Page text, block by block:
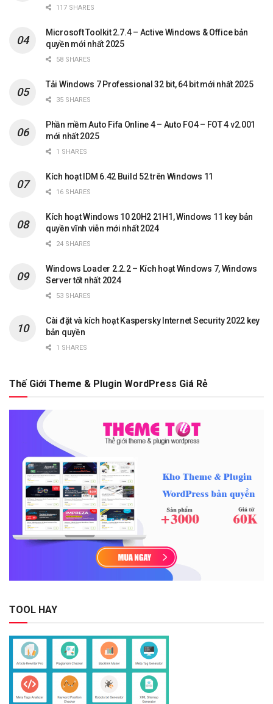
117 SHARES
Microsoft Toolkit 2.7.4 – Active Windows & Office bản
quyền mới nhất 2025
58 SHARES
Tải Windows 7 Professional 32 bit, 64 bit mới nhất 2025
35 SHARES
Phần mềm Auto Fifa Online 4 – Auto FO4 – FOT 4 v2.001
mới nhất 2025
1 SHARES
Kích hoạt IDM 6.42 Build 52 trên Windows 11
16 SHARES
Kích hoạt Windows 10 20H2 21H1, Windows 11 key bản
quyền vĩnh viễn mới nhất 2024
24 SHARES
Windows Loader 2.2.2 – Kích hoạt Windows 7, Windows
Server tốt nhất 2024
53 SHARES
Cài đặt và kích hoạt Kaspersky Internet Security 2022 key
bản quyền
1 SHARES
Thế Giới Theme & Plugin WordPress Giá Rẻ
TOOL HAY